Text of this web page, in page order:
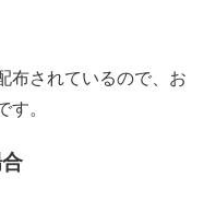
布されているので、お
。